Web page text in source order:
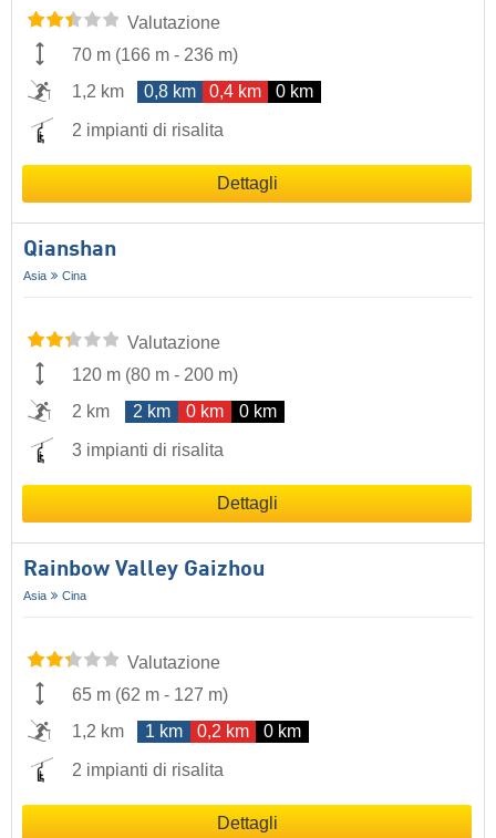
Valutazione
70 m (166 m - 236 m)
1,2 km
0,8 km 0,4 km 0 km
2 impianti di risalita
Dettagli
Qianshan
Asia Cina
Valutazione
120 m (80 m - 200 m)
2 km
2 km 0 km 0 km
3 impianti di risalita
Dettagli
Rainbow Valley Gaizhou
Asia Cina
Valutazione
65 m (62 m - 127 m)
1,2 km
1 km 0,2 km 0 km
2 impianti di risalita
Dettagli